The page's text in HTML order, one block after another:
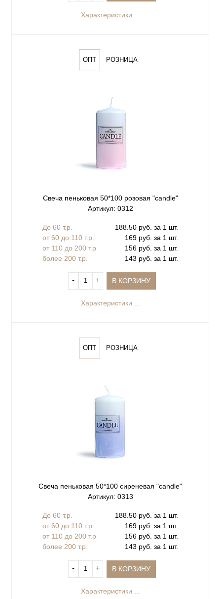
Характеристики ...
ОПТ РОЗНИЦА
Свеча пеньковая 50*100 розовая "сandle"
Артикул: 0312
До 60 т.р.
188.50 руб. за 1 шт.
от 60 до 110 т.р.
169 руб. за 1 шт.
от 110 до 200 т.р
156 руб. за 1 шт.
более 200 т.р.
143 руб. за 1 шт.
‐ + В КОРЗИНУ
Характеристики ...
ОПТ РОЗНИЦА
Свеча пеньковая 50*100 сиреневая "сandle"
Артикул: 0313
До 60 т.р.
188.50 руб. за 1 шт.
от 60 до 110 т.р.
169 руб. за 1 шт.
от 110 до 200 т.р
156 руб. за 1 шт.
более 200 т.р.
143 руб. за 1 шт.
‐ + В КОРЗИНУ
Характеристики ...